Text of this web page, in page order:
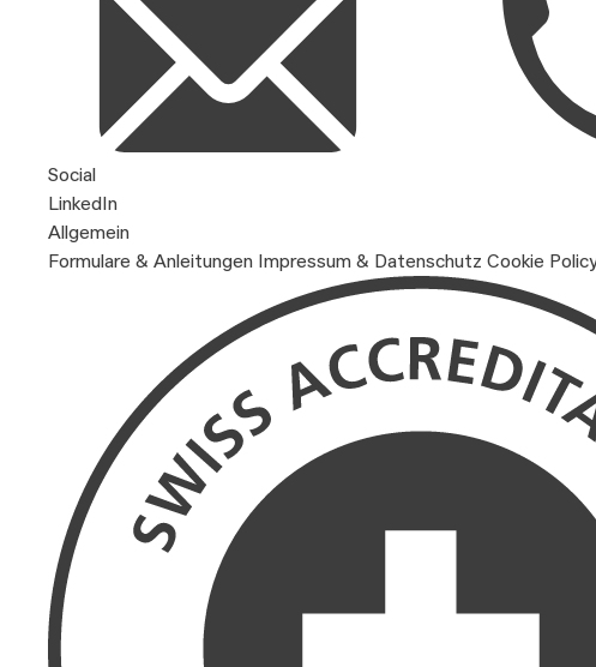
Social
LinkedIn
Allgemein
Formulare & Anleitungen Impressum & Datenschutz Cookie